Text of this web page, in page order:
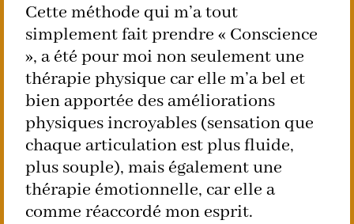
Cette méthode qui m’a tout
simplement fait prendre « Conscience
», a été pour moi non seulement une
thérapie physique car elle m’a bel et
bien apportée des améliorations
physiques incroyables (sensation que
chaque articulation est plus fluide,
plus souple), mais également une
thérapie émotionnelle, car elle a
comme réaccordé mon esprit.